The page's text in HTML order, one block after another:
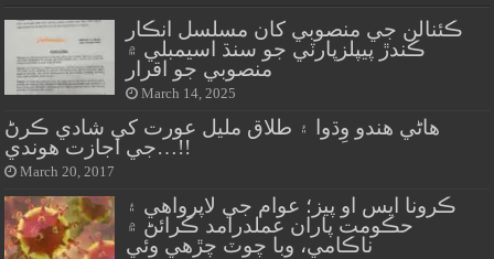
ڪئنالن جي منصوبي کان مسلسل انڪار
ڪندڙ پيپلزپارٽي جو سنڌ اسيمبلي ۾
منصوبي جو اقرار
March 14, 2025
هاڻي هندو وِڌوا ۽ طلاق مليل عورت کي شادي ڪرڻ
جي اجازت هوندي…!!
March 20, 2017
ڪرونا ايس او پيز؛ عوام جي لاپرواهي ۽
حڪومت پاران عملدرآمد ڪرائڻ ۾
ناڪامي، وبا چوٽ چڙهي وئي